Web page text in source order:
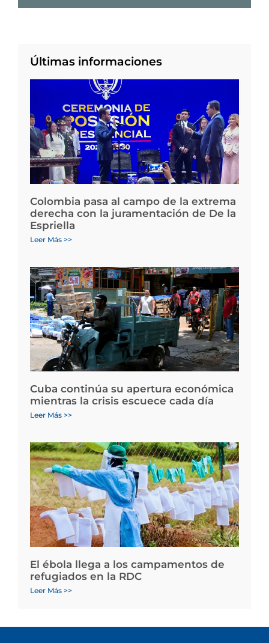
Últimas informaciones
Colombia pasa al campo de la extrema
derecha con la juramentación de De la
Espriella
Leer Más >>
Cuba continúa su apertura económica
mientras la crisis escuece cada día
Leer Más >>
El ébola llega a los campamentos de
refugiados en la RDC
Leer Más >>